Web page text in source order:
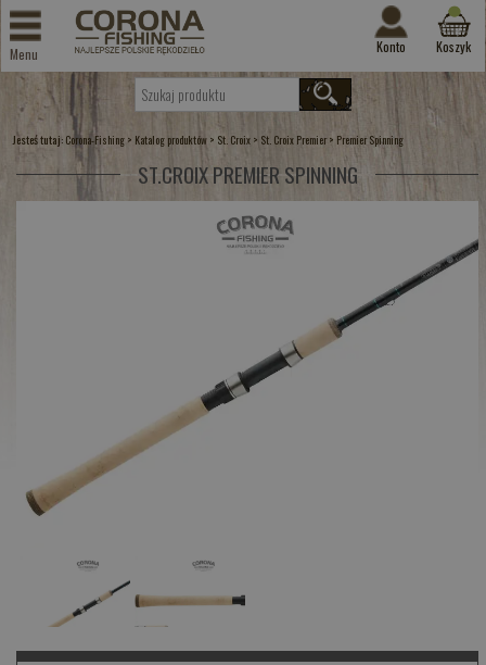
Menu Konto Koszyk
Jesteś tutaj: Corona-Fishing > Katalog produktów > St. Croix > St. Croix Premier> Premier Spinning
ST.CROIX PREMIER SPINNING